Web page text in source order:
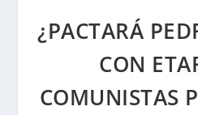
¿PACTARÁ
CON
COMUNISTAS